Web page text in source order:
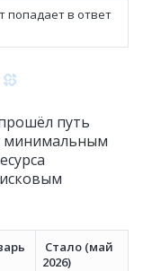
попадает в ответ
путь
минимальным
Стало (май
2026)